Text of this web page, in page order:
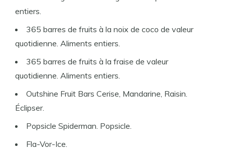
entiers.
365 barres de fruits à la noix de coco de valeur
quotidienne. Aliments entiers.
365 barres de fruits à la fraise de valeur
quotidienne. Aliments entiers.
Outshine Fruit Bars Cerise, Mandarine, Raisin.
Éclipser.
Popsicle Spiderman. Popsicle.
Fla-Vor-Ice.